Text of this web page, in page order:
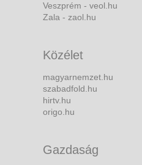
Veszprém - veol.hu
Zala - zaol.hu
Közélet
magyarnemzet.hu
szabadfold.hu
hirtv.hu
origo.hu
Gazdaság